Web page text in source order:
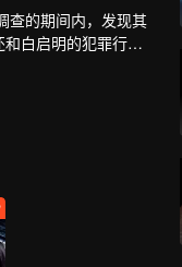
查的期间内，发现其
白启明的犯罪行为
似乎与“老白”还有
堂逐渐解开了真